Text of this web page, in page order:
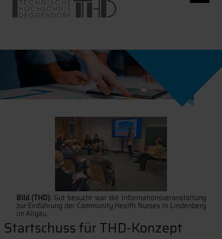
Bild (THD): Gut besucht war die Informationsveranstaltung
zur Einführung der Community Health Nurses in Lindenberg
im Allgäu.
Startschuss für THD-Konzept